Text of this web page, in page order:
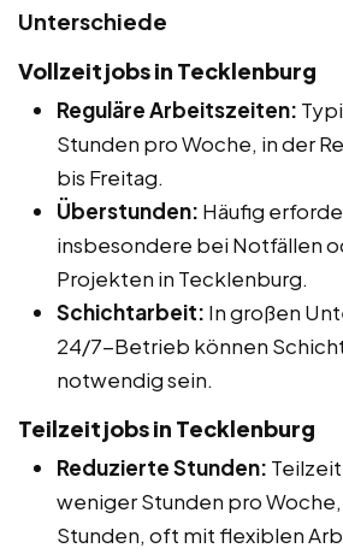
Unterschiede
Vollzeitjobs in Tecklenburg
Reguläre Arbeitszeiten:
Stunden pro Woche, in der
bis Freitag.
Überstunden: Häufig
insbesondere bei Notfällen
Projekten in Tecklenburg.
Schichtarbeit: In großen
24/7-Betrieb können
notwendig sein.
Teilzeitjobs in Tecklenburg
Reduzierte Stunden:
weniger Stunden pro
Stunden, oft mit flexiblen